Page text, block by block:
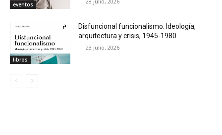
eventos
libros
Disfuncional funcionalismo. Ideología,
arquitectura y crisis, 1945-1980
23 julio, 2026